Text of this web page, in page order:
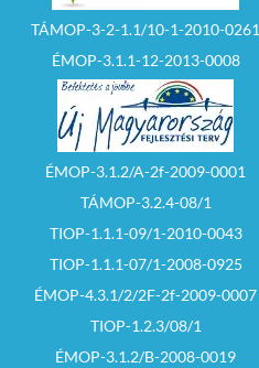
TÁMOP-3-2-1.1/10-1-2010-0261
ÉMOP-3.1.1-12-2013-0008
ÉMOP-3.1.2/A-2f-2009-0001
TÁMOP-3.2.4-08/1
TIOP-1.1.1-09/1-2010-0043
TIOP-1.1.1-07/1-2008-0925
ÉMOP-4.3.1/2/2F-2f-2009-0007
TIOP-1.2.3/08/1
ÉMOP-3.1.2/B-2008-0019